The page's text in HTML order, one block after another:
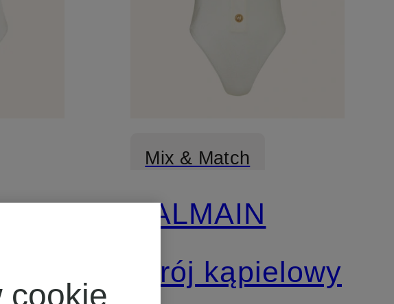
Mix & Match
BALMAIN
Strój kąpielowy
cookie